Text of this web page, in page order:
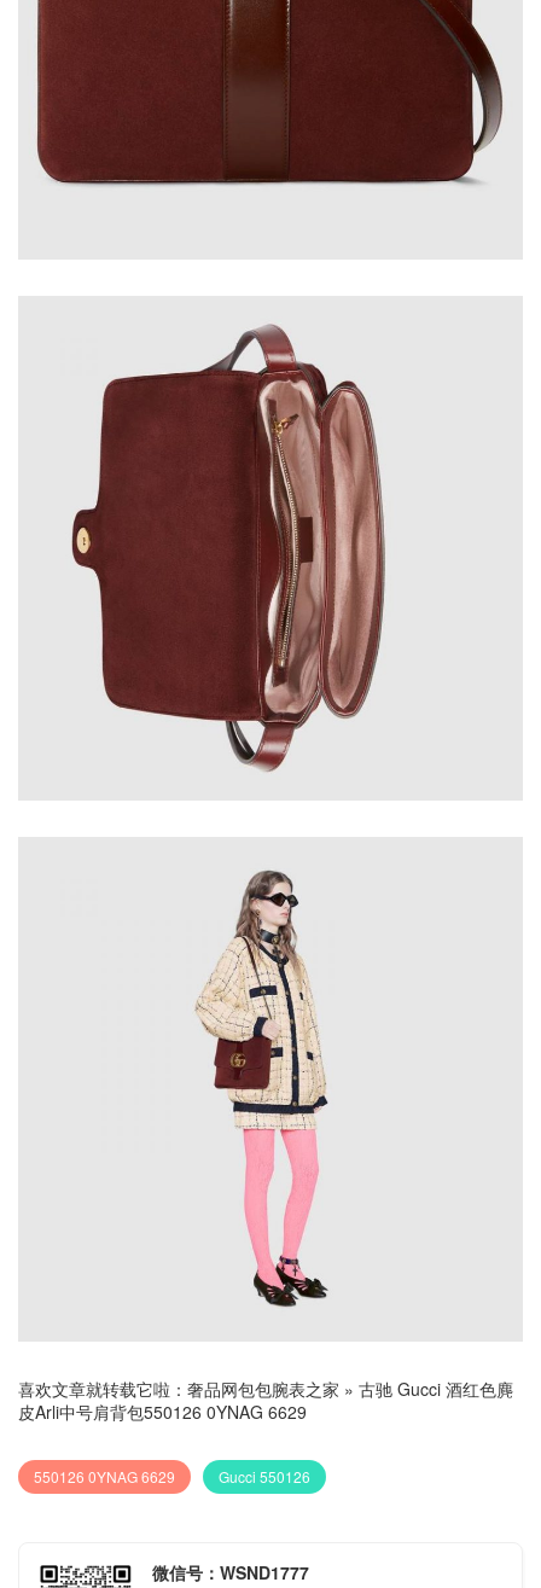
喜欢文章就转载它啦： 奢品网包包腕表之家 » 古驰 Gucci 酒红色麂
皮Arli中号肩背包550126 0YNAG 6629
550126 0YNAG 6629 Gucci 550126
微信号：WSND1777